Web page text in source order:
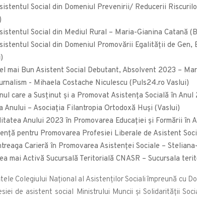
Social din Domeniul Prevenirii/ Reducerii
Social din Mediul Rural – Maria-Gianina Catană
Social din Domeniul Promovării Egalității de
mai Bun Asistent Social Debutant, Absolvent 2023 –
- Mihaela Costache Niculescu (Puls24.ro Vaslui)
care a Susținut și a Promovat Asistența Socială în
Anului – Asociația Filantropia Ortodoxă Huși (Vaslui)
Anului 2023 în Promovarea Educaţiei şi Formării în
pentru Promovarea Profesiei Liberale de Asistent
Carieră în Promovarea Asistenţei Sociale –
mai Activă Sucursală Teritorială CNASR – Sucursala
Colegiului Național al Asistenților Sociali împreună cu
de asistent social Ministrului Muncii și Solidarității